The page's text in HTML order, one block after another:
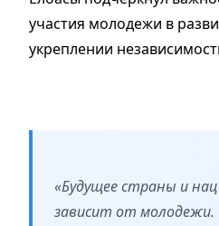
участия молодежи в
укреплении
«Будущее страны и
зависит от молодежи.